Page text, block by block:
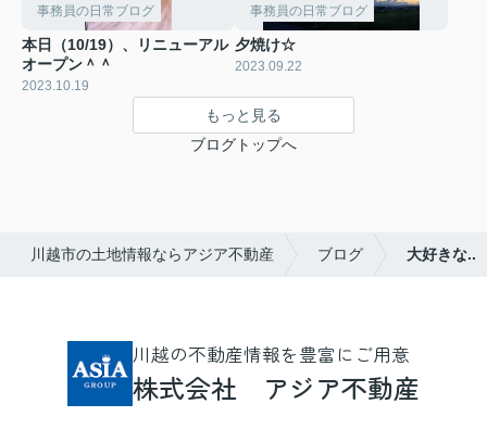
事務員の日常ブログ
本日（10/19）、リニューアル
オープン＾＾
2023.10.19
事務員の日常ブログ
夕焼け☆
2023.09.22
もっと見る
ブログトップへ
川越市の土地情報ならアジア不動産 ブログ 大好きな..
川越の不動産情報を豊富にご用意
株式会社 アジア不動産